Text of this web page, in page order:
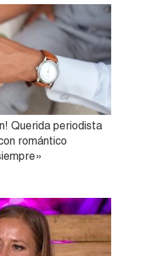
Querida periodista
romántico